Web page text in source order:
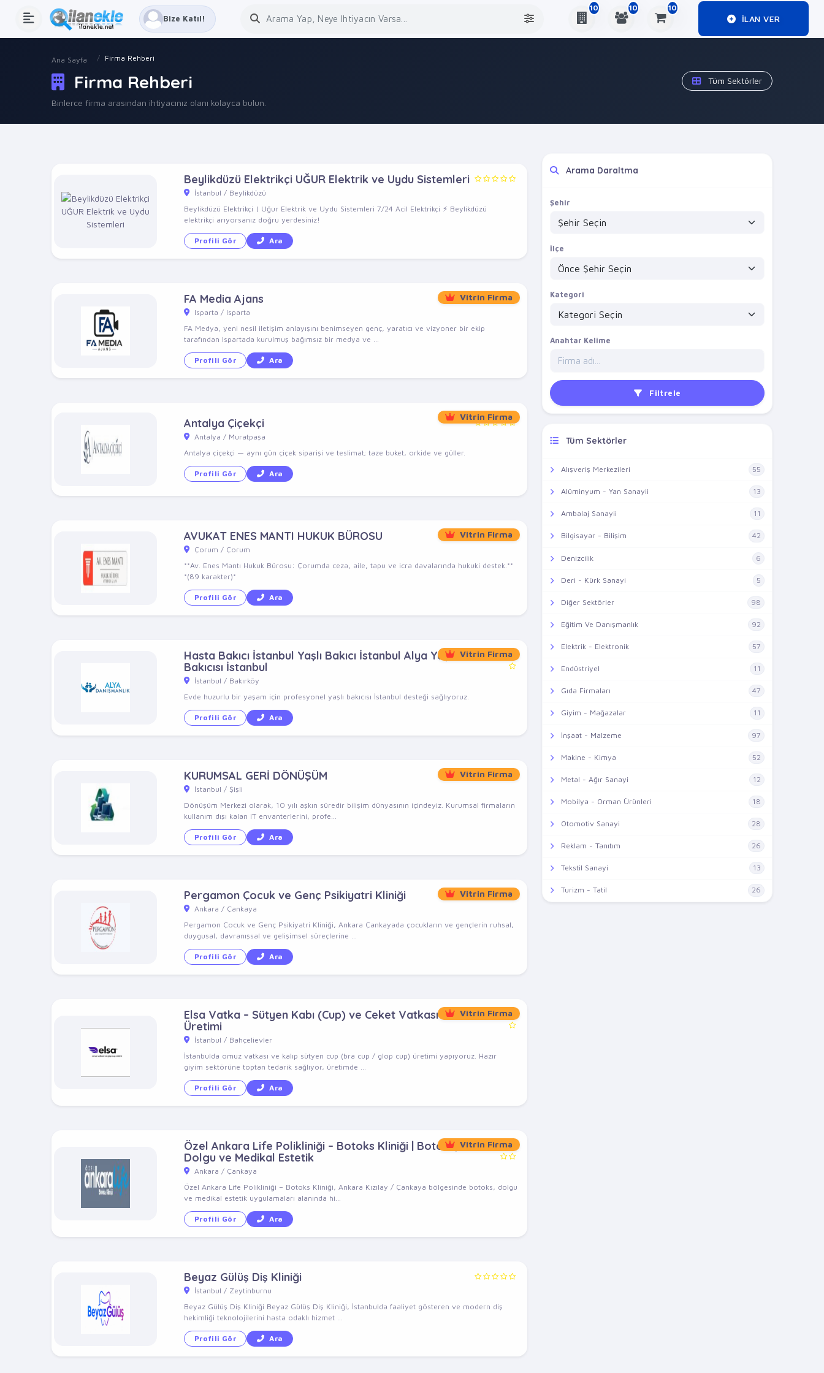
Bize Katıl!
10 10 10
ILAN VER
Ana Sayfa Firma Rehberi
Firma Rehberi
Binlerce firma arasından ihtiyacınız olanı kolayca bulun.
Tüm Sektörler
Beylikdüzü Elektrikçi UĞUR Elektrik ve Uydu Sistemleri
İstanbul / Beylikdüzü
Beylikdüzü Elektrikçi | Uğur Elektrik ve Uydu Sistemleri 7/24 Acil Elektrikçi ⚡ Beylikdüzü
elektrikçi arıyorsanız doğru yerdesiniz!
Profili Gör Ara
Vitrin Firma
FA Media Ajans
Isparta / Isparta
FA Medya, yeni nesil iletişim anlayışını benimseyen genç, yaratıcı ve vizyoner bir ekip
tarafından Ispartada kurulmuş bağımsız bir medya ve ...
Profili Gör Ara
Vitrin Firma
Antalya Çiçekçi
Antalya / Muratpaşa
Antalya çiçekçi — aynı gün çiçek siparişi ve teslimat; taze buket, orkide ve güller.
Profili Gör Ara
Vitrin Firma
AVUKAT ENES MANTI HUKUK BÜROSU
Çorum / Çorum
**Av. Enes Mantı Hukuk Bürosu: Çorumda ceza, aile, tapu ve icra davalarında hukuki destek.**
*(89 karakter)*
Profili Gör Ara
Vitrin Firma
Hasta Bakıcı İstanbul Yaşlı Bakıcı İstanbul Alya Yaşlı
Bakıcısı İstanbul
İstanbul / Bakırköy
Evde huzurlu bir yaşam için profesyonel yaşlı bakıcısı İstanbul desteği sağlıyoruz.
Profili Gör Ara
Vitrin Firma
KURUMSAL GERİ DÖNÜŞÜM
İstanbul / Şişli
Dönüşüm Merkezi olarak, 10 yılı aşkın süredir bilişim dünyasının içindeyiz. Kurumsal firmaların
kullanım dışı kalan IT envanterlerini, profe...
Profili Gör Ara
Vitrin Firma
Pergamon Çocuk ve Genç Psikiyatri Kliniği
Ankara / Çankaya
Pergamon Çocuk ve Genç Psikiyatri Kliniği, Ankara Çankayada çocukların ve gençlerin ruhsal,
duygusal, davranışsal ve gelişimsel süreçlerine ...
Profili Gör Ara
Vitrin Firma
Elsa Vatka – Sütyen Kabı (Cup) ve Ceket Vatkası
Üretimi
İstanbul / Bahçelievler
İstanbulda omuz vatkası ve kalıp sütyen cup (bra cup / glop cup) üretimi yapıyoruz. Hazır
giyim sektörüne toptan tedarik sağlıyor, üretimde ...
Profili Gör Ara
Vitrin Firma
Özel Ankara Life Polikliniği – Botoks Kliniği | Botoks,
Dolgu ve Medikal Estetik
Ankara / Çankaya
Özel Ankara Life Polikliniği – Botoks Kliniği, Ankara Kızılay / Çankaya bölgesinde botoks, dolgu
ve medikal estetik uygulamaları alanında hi...
Profili Gör Ara
Beyaz Gülüş Diş Kliniği
İstanbul / Zeytinburnu
Beyaz Gülüş Diş Kliniği Beyaz Gülüş Diş Kliniği, İstanbulda faaliyet gösteren ve modern diş
hekimliği teknolojilerini hasta odaklı hizmet ...
Profili Gör Ara
Arama Daraltma
Şehir
İlçe
Kategori
Anahtar Kelime
Filtrele
Tüm Sektörler
Alışveriş Merkezileri 55
Alüminyum - Yan Sanayii 13
Ambalaj Sanayii 11
Bilgisayar - Bilişim 42
Denizcilik 6
Deri - Kürk Sanayi 5
Diğer Sektörler 98
Eğitim Ve Danışmanlık 92
Elektrik - Elektronik 57
Endüstriyel 11
Gıda Firmaları 47
Giyim - Mağazalar 11
İnşaat - Malzeme 97
Makine - Kimya 52
Metal - Ağır Sanayi 12
Mobilya - Orman Ürünleri 18
Otomotiv Sanayi 28
Reklam - Tanıtım 26
Tekstil Sanayi 13
Turizm - Tatil 26